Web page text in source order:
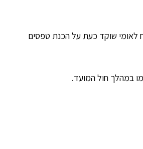
לאומי שוקד כעת על הכנת טפסים
במהלך חול המועד.